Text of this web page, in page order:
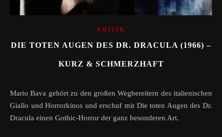
KRITIK
DIE TOTEN AUGEN DES DR. DRACULA (1966) –
KURZ & SCHMERZHAFT
Mario Bava gehört zu den großen Wegbereitern des italienischen
Giallo und Horrorkinos und erschuf mit Die toten Augen des Dr.
Dracula einen Gothic-Horror der ganz besonderen Art.